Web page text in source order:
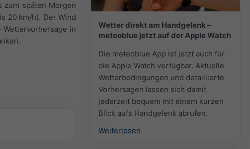
Wetter direkt am Handgelenk –
meteoblue jetzt auf der Apple Watch
Die meteoblue App ist jetzt auch für
die Apple Watch verfügbar. Aktuelle
Wetterbedingungen und detaillierte
Vorhersagen lassen sich damit
jederzeit bequem mit einem kurzen
Blick aufs Handgelenk abrufen.
Weiterlesen
zum späten Morgen
20 km/h). Der Wind
Wettervorhersage in